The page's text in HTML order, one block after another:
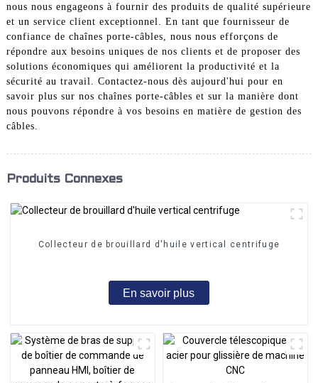
nous nous engageons à fournir des produits de qualité supérieure
et un service client exceptionnel. En tant que fournisseur de
confiance de chaînes porte-câbles, nous nous efforçons de
répondre aux besoins uniques de nos clients et de proposer des
solutions économiques qui améliorent la productivité et la
sécurité au travail. Contactez-nous dès aujourd'hui pour en
savoir plus sur nos chaînes porte-câbles et sur la manière dont
nous pouvons répondre à vos besoins en matière de gestion des
câbles.
Produits Connexes
Collecteur de brouillard d'huile vertical centrifuge
En savoir plus